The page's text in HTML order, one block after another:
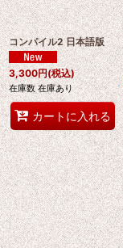
コンパイル2 日本語版
3,300円(税込)
在庫数 在庫あり
カートに入れる